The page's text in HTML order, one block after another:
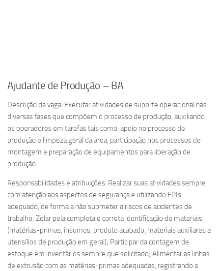
Ajudante de Produção – BA
Descrição da vaga: Executar atividades de suporte operacional nas
diversas fases que compõem o processo de produção, auxiliando
os operadores em tarefas tais como: apoio no processo de
produção e limpeza geral da área, participação nos processos de
montagem e preparação de equipamentos para liberação de
produção.
Responsabilidades e atribuições: Realizar suas atividades sempre
com atenção aos aspectos de segurança e utilizando EPIs
adequado, de forma a não submeter a riscos de acidentes de
trabalho; Zelar pela completa e correta identificação de materiais
(matérias-primas, insumos, produto acabado, materiais auxiliares e
utensílios de produção em geral); Participar da contagem de
estoque em inventários sempre que solicitado; Alimentar as linhas
de extrusão com as matérias-primas adequadas, registrando a